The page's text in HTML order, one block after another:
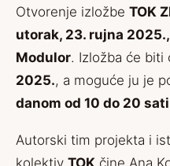
Otvorenje izložbe TOK
utorak, 23. rujna
Modulor. Izložba će biti
2025., a moguće ju je
danom od 10 do 20
Autorski tim projekta i
kolektiv TOK čine Ana